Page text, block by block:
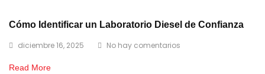
Cómo Identificar un Laboratorio Diesel de Confianza
diciembre 16, 2025 No hay comentarios
Read More